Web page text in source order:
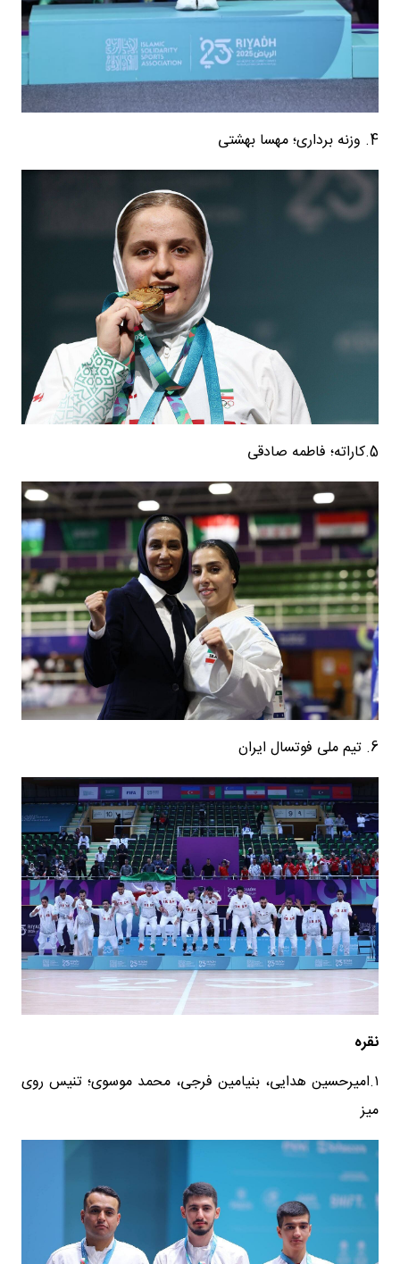
4. وزنه برداری؛ مهسا بهشتی
5.کاراته؛ فاطمه صادقی
6. تیم ملی فوتسال ایران
نقره
۱.امیرحسین هدایی، بنیامین فرجی، محمد موسوی؛ تنیس روی
میز